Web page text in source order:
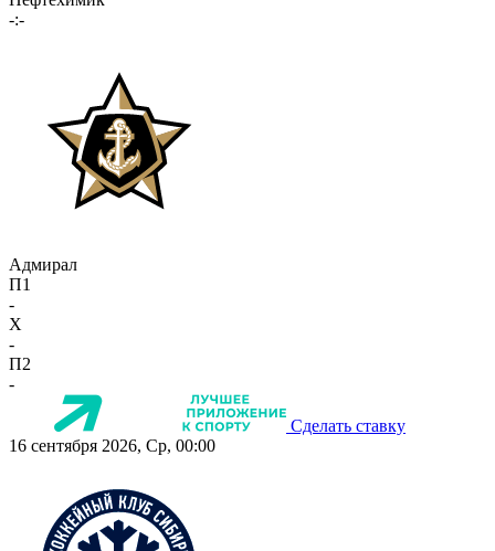
-:-
Адмирал
П1
-
X
-
П2
-
Сделать ставку
16 сентября 2026, Ср, 00:00